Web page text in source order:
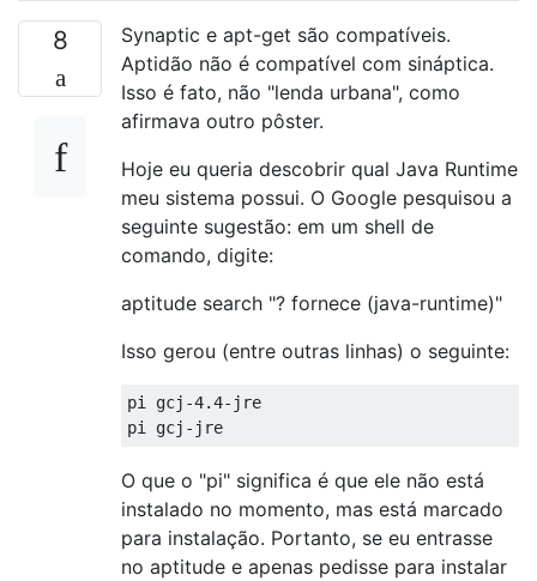
8
Synaptic e apt-get são compatíveis.
Aptidão não é compatível com sináptica.
Isso é fato, não "lenda urbana", como
afirmava outro pôster.
Hoje eu queria descobrir qual Java Runtime
meu sistema possui. O Google pesquisou a
seguinte sugestão: em um shell de
comando, digite:
aptitude search "? fornece (java-runtime)"
Isso gerou (entre outras linhas) o seguinte:
pi gcj-4.4-jre
O que o "pi" significa é que ele não está
instalado no momento, mas está marcado
para instalação. Portanto, se eu entrasse
no aptitude e apenas pedisse para instalar